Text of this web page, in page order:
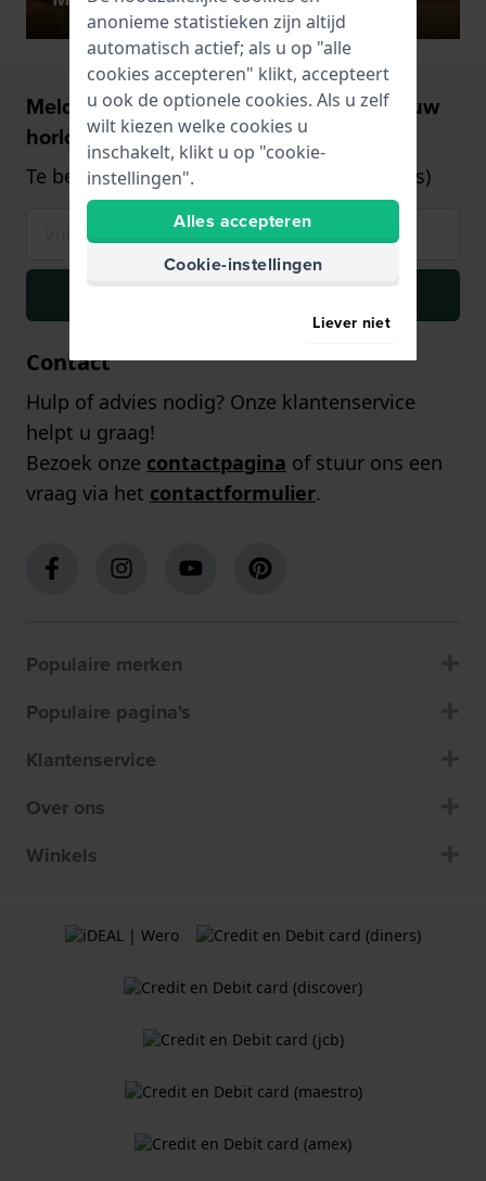
Meld u aan en ontvang €5,- korting op uw
horloge!
Te besteden vanaf €75,- (alleen op horloges)
Inschrijven
Contact
Hulp of advies nodig? Onze klantenservice
helpt u graag!
Bezoek onze contactpagina of stuur ons een
vraag via het contactformulier.
Populaire merken
Populaire pagina's
Klantenservice
Over ons
Winkels
anonieme statistieken zijn altijd
automatisch actief; als u op "alle
cookies accepteren" klikt, accepteert
u ook de optionele cookies. Als u zelf
wilt kiezen welke cookies u
inschakelt, klikt u op "cookie-
instellingen".
Alles accepteren
Cookie-instellingen
Liever niet